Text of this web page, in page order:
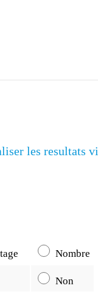
Nombre
Non